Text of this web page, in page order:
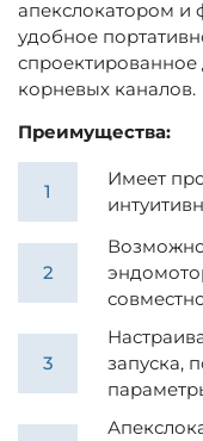
апекслокатором и
удобное
спроектированное
корневых каналов.
Преимущества:
Имеет
запуска,